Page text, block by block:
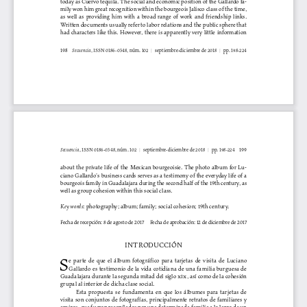
198 Secuencia, ISSN 0186-0348, núm. 102 |    septiembre-diciembre de 2018
  |    pp. 198-224
mily won him great recognition within the bourgeois Jalisco class of the time,
as  well  as  providing  him  with  a  broad  range  of  work  and  friendship  links.
Written documents usually refer to labor relations and the public sphere that
had characters like this. However, there is apparently very little information
Secuencia , ISSN 0186-0348, núm. 102 |    septiembre-diciembre de 2018
  |    pp. 198-224
199
about the private life of the Mexican bourgeoisie. The photo album for Lu-
ciano Gallardo’s business cards serves as a testimony of the everyday life of a
bourgeois family in Guadalajara during the second half of the 19th century, as
well as group cohesion within this social class.
Key words: photography; album; family; social cohesion; 19th century.
Fecha de recepción: 8 de agosto de 2017 Fecha de aprobación: 12 de diciembre de 2017
INTRODUCCIÓN
Se  parte  de  que  el  álbum  fotográfico  para  tarjetas  de  visita  de  Luciano
Gallardo  es  testimonio  de  la  vida  cotidiana  de  una  familia  burguesa  de
Guadalajara durante la segunda mitad del siglo xix , así como de la cohesión
grupal al interior de dicha clase social.
Esta  propuesta  se  fundamenta  en  que  los  álbumes  para  tarjetas  de
visita  son  conjuntos  de  fotografías,  principalmente  retratos  de  familiares  y